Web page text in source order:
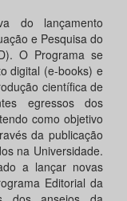
do lançamento
e Pesquisa do
O Programa se
digital (e-books) e
científica de
egressos dos
como objetivo
da publicação
na Universidade.
a lançar novas
Editorial da